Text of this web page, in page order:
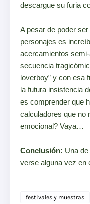
descargue su furia
A pesar de poder
personajes es
acercamientos
secuencia
loverboy” y con esa
la futura insistencia
es comprender que
calculadores que no
emocional? Vaya…
Conclusión: Una
verse alguna vez en
festivales y muestras